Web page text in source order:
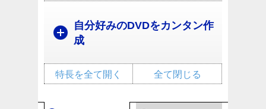
自分好みのDVDをカンタン作
成
全て閉じる
特長を全て開く